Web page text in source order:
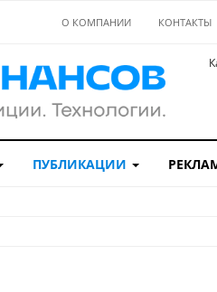
О КОМПАНИИ КОНТАКТЫ
ПУБЛИКАЦИИ